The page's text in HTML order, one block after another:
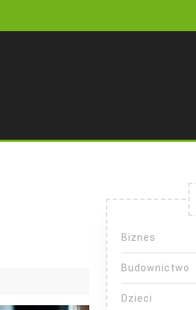
Biznes
Budownictwo
Dzieci